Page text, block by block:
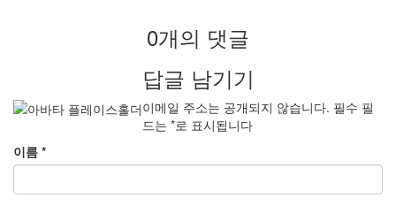
0개의 댓글
답글 남기기
이메일 주소는 공개되지 않습니다. 필수 필
드는 *로 표시됩니다
이름 *